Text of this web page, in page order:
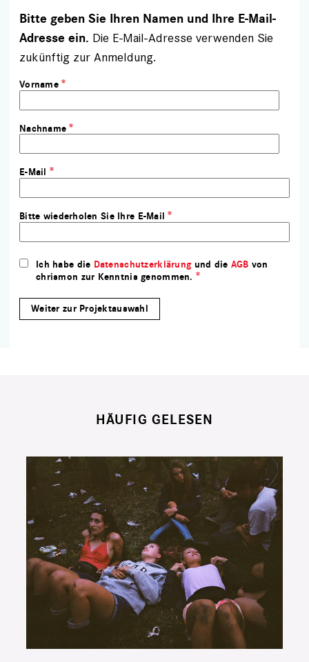
Bitte geben Sie Ihren Namen und Ihre E-Mail-
Adresse ein. Die E-Mail-Adresse verwenden Sie
zukünftig zur Anmeldung.
Vorname
Nachname
E-Mail
Bitte wiederholen Sie Ihre E-Mail
Ich habe die Datenschutzerklärungund die AGB von
chrismon zur Kenntnis genommen.
HÄUFIG GELESEN